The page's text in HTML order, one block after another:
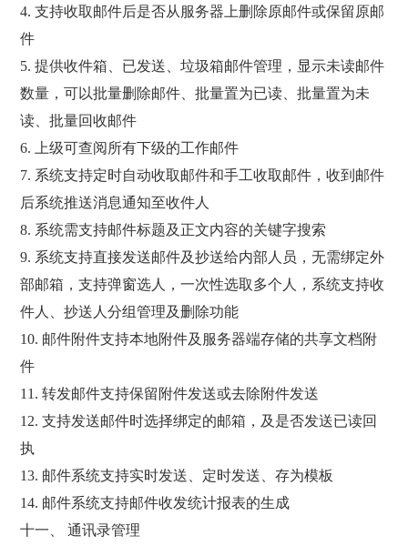
4. 支持收取邮件后是否从服务器上删除原邮件或保留原邮
件
5. 提供收件箱、已发送、垃圾箱邮件管理，显示未读邮件
数量，可以批量删除邮件、批量置为已读、批量置为未
读、批量回收邮件
6. 上级可查阅所有下级的工作邮件
7. 系统支持定时自动收取邮件和手工收取邮件，收到邮件
后系统推送消息通知至收件人
8. 系统需支持邮件标题及正文内容的关键字搜索
9. 系统支持直接发送邮件及抄送给内部人员，无需绑定外
部邮箱，支持弹窗选人，一次性选取多个人，系统支持收
件人、抄送人分组管理及删除功能
10. 邮件附件支持本地附件及服务器端存储的共享文档附
件
11. 转发邮件支持保留附件发送或去除附件发送
12. 支持发送邮件时选择绑定的邮箱，及是否发送已读回
执
13. 邮件系统支持实时发送、定时发送、存为模板
14. 邮件系统支持邮件收发统计报表的生成
十一、 通讯录管理